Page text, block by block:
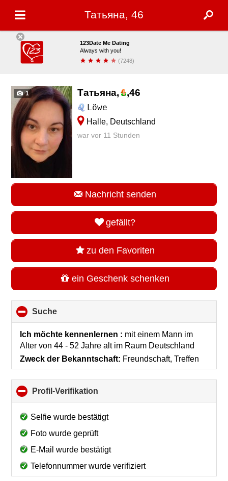
Татьяна, 46
123Date Me Dating
Always with you!
(7248)
1
Татьяна, ,46
Löwe
Halle, Deutschland
war vor 11 Stunden
Nachricht senden
gefällt?
zu den Favoriten
ein Geschenk schenken
Suche
to
collapse
contents
Ich möchte kennenlernen : mit einem Mann im
Alter von 44 - 52 Jahre alt im Raum Deutschland
Zweck der Bekanntschaft: Freundschaft, Treffen
Profil-Verifikation
to
contents
Selfie wurde bestätigt
Foto wurde geprüft
E-Mail wurde bestätigt
Telefonnummer wurde verifiziert